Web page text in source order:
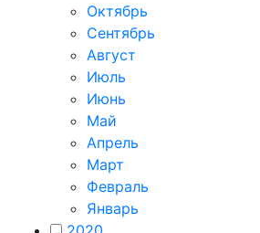
Октябрь
Сентябрь
Август
Июль
Июнь
Май
Апрель
Март
Февраль
Январь